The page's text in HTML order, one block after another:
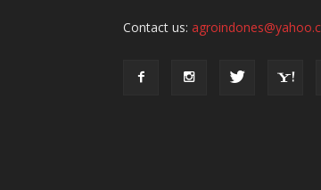
Contact us: